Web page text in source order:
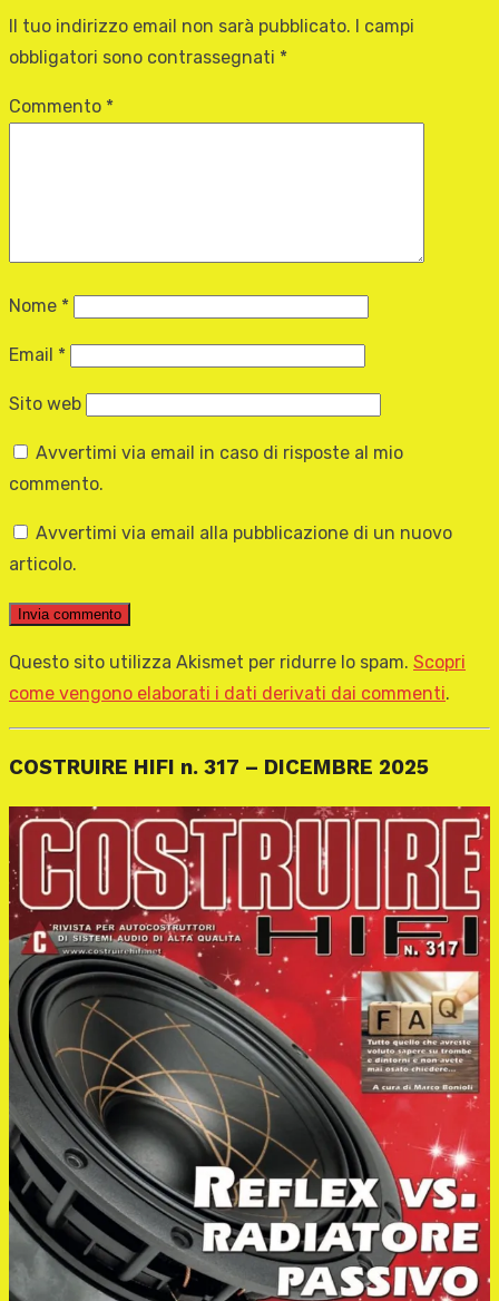
Il tuo indirizzo email non sarà pubblicato. I campi
obbligatori sono contrassegnati *
Commento *
Nome *
Email *
Sito web
Avvertimi via email in caso di risposte al mio
commento.
Avvertimi via email alla pubblicazione di un nuovo
articolo.
Questo sito utilizza Akismet per ridurre lo spam. Scopri
come vengono elaborati i dati derivati dai commenti.
COSTRUIRE HIFI n. 317 – DICEMBRE 2025